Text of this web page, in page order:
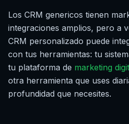
Los CRM genericos tienen
integraciones amplios, pero a
CRM personalizado puede
con tus herramientas: tu
tu plataforma de marketing
otra herramienta que uses
profundidad que necesites.